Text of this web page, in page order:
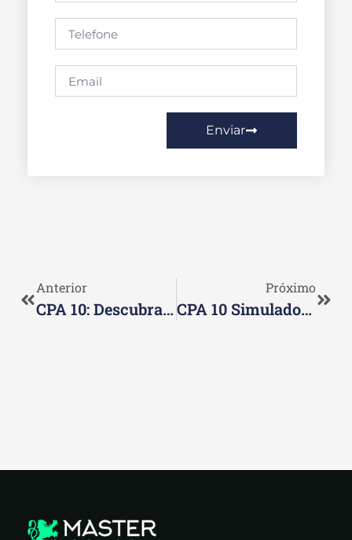
Enviar
Anterior
CPA 10: Descubra O Valor Para Tirar A Certificação CPA 10
Próximo
CPA 10 Simulados: Como O Simulado Pode Te Ajudar Na Prova Da Certificação CPA 10